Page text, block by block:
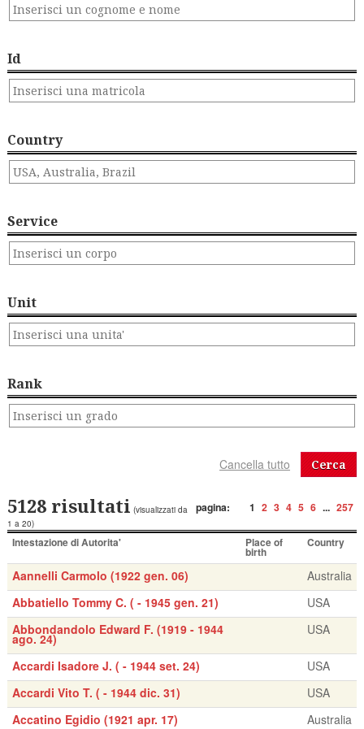
Id
Country
Service
Unit
Rank
Cerca
pagina: 1 2 3 4 5 6 ... 257
5128 risultati (visualizzati da
1 a 20)
Intestazione di Autorita' Place of
birth
Country
Aannelli Carmolo (1922 gen. 06)
Australia
Abbatiello Tommy C. ( - 1945 gen. 21)
USA
Abbondandolo Edward F. (1919 - 1944
ago. 24)
USA
Accardi Isadore J. ( - 1944 set. 24)
USA
Accardi Vito T. ( - 1944 dic. 31)
USA
Accatino Egidio (1921 apr. 17)
Australia